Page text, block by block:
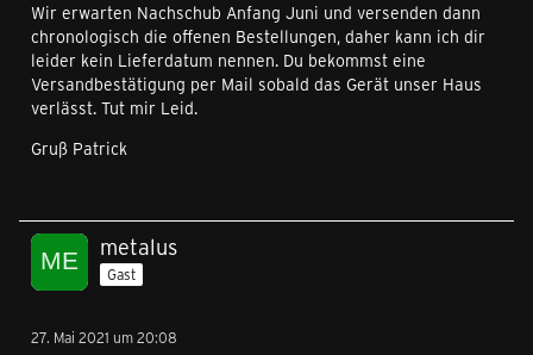
Wir erwarten Nachschub Anfang Juni und versenden dann
chronologisch die offenen Bestellungen, daher kann ich dir
leider kein Lieferdatum nennen. Du bekommst eine
Versandbestätigung per Mail sobald das Gerät unser Haus
verlässt. Tut mir Leid.
Gruß Patrick
metalus
Gast
27. Mai 2021 um 20:08